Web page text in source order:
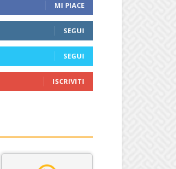
MI PIACE
SEGUI
SEGUI
ISCRIVITI